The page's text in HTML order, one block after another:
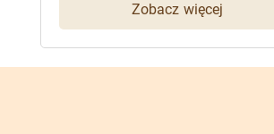
Zobacz więcej